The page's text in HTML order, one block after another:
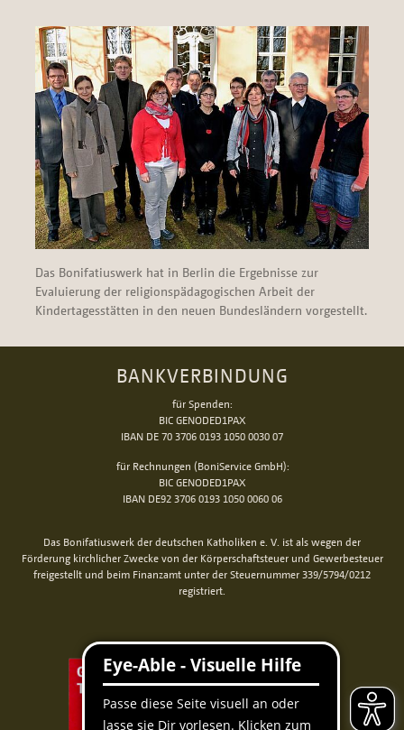
Das Bonifatiuswerk hat in Berlin die Ergebnisse zur
Evaluierung der religionspädagogischen Arbeit der
Kindertagesstätten in den neuen Bundesländern vorgestellt.
BANKVERBINDUNG
für Spenden:
BIC GENODED1PAX
IBAN DE 70 3706 0193 1050 0030 07
für Rechnungen (BoniService GmbH):
BIC GENODED1PAX
IBAN DE92 3706 0193 1050 0060 06
Das Bonifatiuswerk der deutschen Katholiken e. V. ist als wegen der
Förderung kirchlicher Zwecke von der Körperschaftsteuer und Gewerbesteuer
freigestellt und beim Finanzamt unter der Steuernummer 339/5794/0212
registriert.